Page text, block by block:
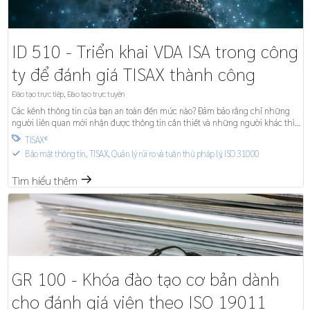
ID 510 - Triển khai VDA ISA trong công
ty để đánh giá TISAX thành công
Đào tạo trực tiếp, Đào tạo trực tuyến
Các kênh thông tin của bạn an toàn đến mức nào? Đảm bảo rằng chỉ những
người liên quan mới nhận được thông tin cần thiết và những người khác thì
không … Trong khóa đào tạo này, bạn sẽ học cách thực hiện các biện pháp để
đánh giá TISAX thành công trong chính công ty của mình.
 TISAX®
S Bảo mật thông tin, TISAX,Quản lý rủi ro và tuân thủ pháp lý, ISO 31000
Tìm hiểu thêm m
GR 100 - Khóa đào tạo cơ bản dành
cho đánh giá viên theo ISO 19011